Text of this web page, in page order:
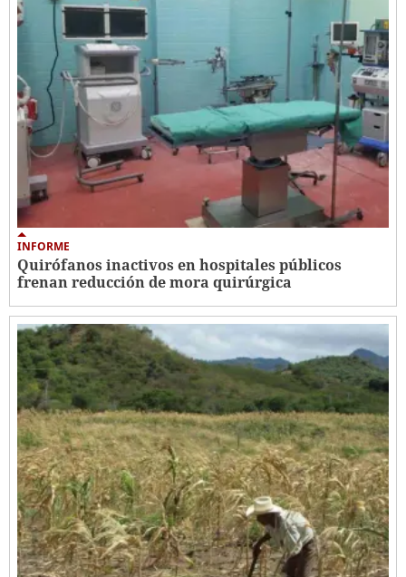
INFORME
Quirófanos inactivos en hospitales públicos
frenan reducción de mora quirúrgica